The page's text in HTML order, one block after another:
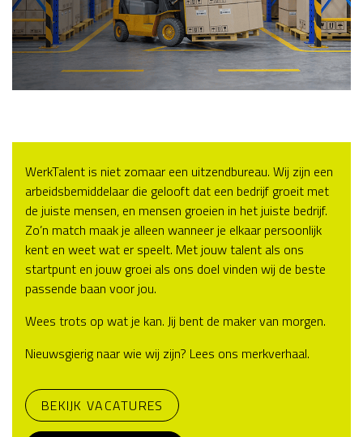
WerkTalent is niet zomaar een uitzendbureau. Wij zijn een
arbeidsbemiddelaar die gelooft dat een bedrijf groeit met
de juiste mensen, en mensen groeien in het juiste bedrijf.
Zo’n match maak je alleen wanneer je elkaar persoonlijk
kent en weet wat er speelt. Met jouw talent als ons
startpunt en jouw groei als ons doel vinden wij de beste
passende baan voor jou.
Wees trots op wat je kan. Jij bent de maker van morgen.
Nieuwsgierig naar wie wij zijn? Lees ons merkverhaal.
BEKIJK VACATURES